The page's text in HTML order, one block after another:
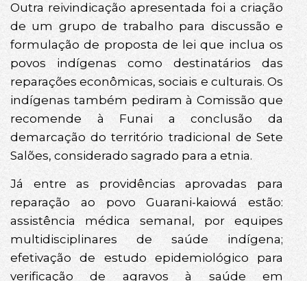
Outra reivindicação apresentada foi a criação
de um grupo de trabalho para discussão e
formulação de proposta de lei que inclua os
povos indígenas como destinatários das
reparações econômicas, sociais e culturais. Os
indígenas também pediram à Comissão que
recomende à Funai a conclusão da
demarcação do território tradicional de Sete
Salões, considerado sagrado para a etnia.
Já entre as providências aprovadas para
reparação ao povo Guarani-kaiowá estão:
assistência médica semanal, por equipes
multidisciplinares de saúde indígena;
efetivação de estudo epidemiológico para
verificação de agravos à saúde em